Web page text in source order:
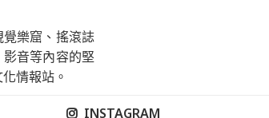
樂窟、搖滾誌
音等內容的堅
情報站。
INSTAGRAM